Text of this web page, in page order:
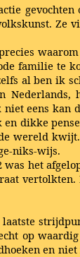
Ze
familie te
al ben ik
eens kan
dikke
wereld kwijt.
niks-wijs.
was het
laatste
op
en